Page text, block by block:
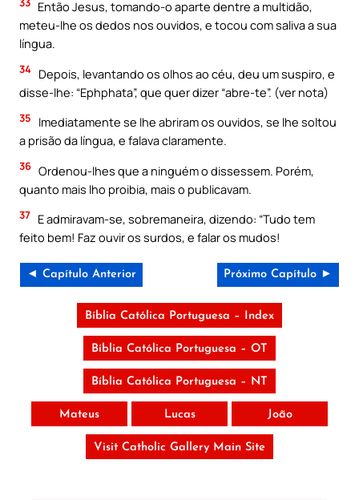
Então Jesus, tomando-o aparte dentre a multidão,
meteu-lhe os dedos nos ouvidos, e tocou com saliva a sua
língua.
34 Depois, levantando os olhos ao céu, deu um suspiro, e
disse-lhe: “Ephphata”, que quer dizer “abre-te”. (ver nota)
35
Imediatamente se lhe abriram os ouvidos, se lhe soltou
a prisão da língua, e falava claramente.
36 Ordenou-lhes que a ninguém o dissessem. Porém,
quanto mais lho proibia, mais o publicavam.
37 E admiravam-se, sobremaneira, dizendo: “Tudo tem
feito bem! Faz ouvir os surdos, e falar os mudos!
◄ Capítulo Anterior Próximo Capítulo ►
Bíblia Católica Portuguesa – Index
Bíblia Católica Portuguesa – OT
Bíblia Católica Portuguesa – NT
Mateus Lucas João
Visit Catholic Gallery Main Site